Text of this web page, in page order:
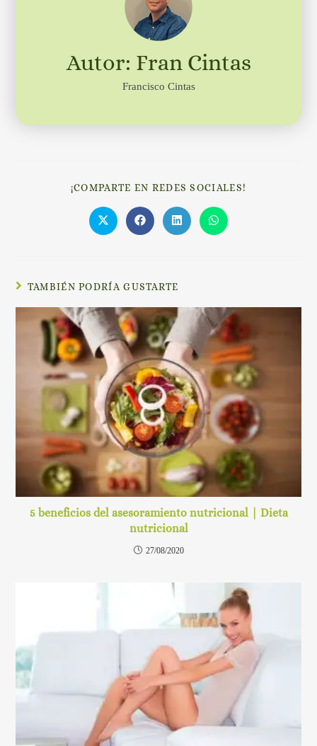
Autor: Fran Cintas
Francisco Cintas
¡COMPARTE EN REDES SOCIALES!
TAMBIÉN PODRÍA GUSTARTE
5 beneficios del asesoramiento nutricional | Dieta
nutricional
27/08/2020